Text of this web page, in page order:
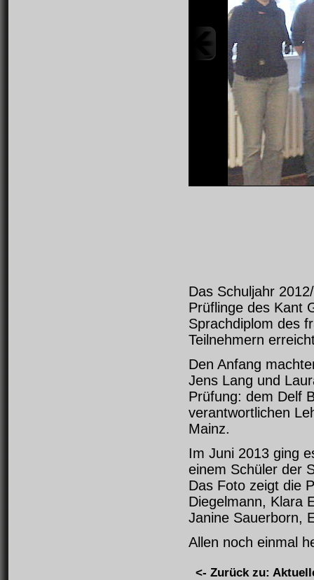
Das Schuljahr
Prüflinge des Kant
Sprachdiplom des
Teilnehmern
Den Anfang
Jens Lang und
Prüfung: dem Delf
verantwortlichen
Mainz.
Im Juni 2013 ging
einem Schüler der
Das Foto zeigt die
Diegelmann, Klara
Janine Sauerborn,
Allen noch einmal
<- Zurück zu: